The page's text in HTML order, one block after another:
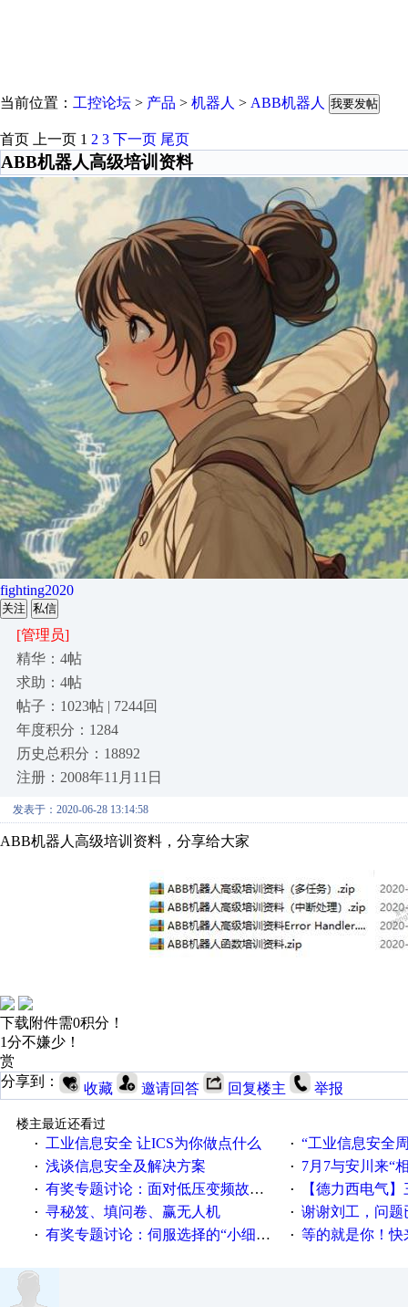
当前位置： 工控论坛 > 产品 > 机器人 > ABB机器人 我要发帖
首页 上一页 1 2 3 下一页 尾页
ABB机器人高级培训资料
fighting2020
关注 私信
[管理员]
精华：4帖
求助：4帖
帖子：1023帖 | 7244回
年度积分：1284
历史总积分：18892
注册：2008年11月11日
发表于：2020-06-28 13:14:58
ABB机器人高级培训资料，分享给大家
下载附件需0积分！
1分不嫌少！
赏
分享到：
收藏 邀请回答 回复楼主 举报
楼主最近还看过
·
工业信息安全 让ICS为你做点什么 · “工业信息安全周之我见”
· 浅谈信息安全及解决方案 · 7月7与安川来“
· 有奖专题讨论：面对低压变频故障，老手是这样解决的！ · 【德力西电气】三
· 寻秘笈、填问卷、赢无人机 · 谢谢刘工，问题
· 有奖专题讨论：伺服选择的“小细节大学问”奖励公告 · 等的就是你！快来